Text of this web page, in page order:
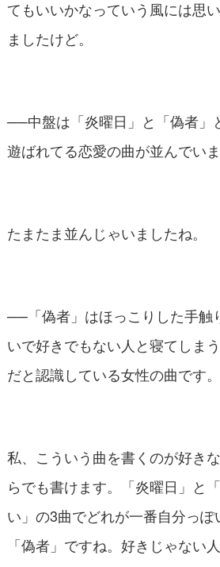
てもいいかなっていう風には思
ましたけど。
──中盤は「炎曜日」と「偽者」
遊ばれてる恋愛の曲が並んでいま
たまたま並んじゃいましたね。
──「偽者」はほっこりした手触
いで好きでもない人と寝てしま
だと認識している女性の曲です。
私、こういう曲を書くのが好き
らでも書けます。「炎曜日」と
い」の3曲でどれが一番自分っぽ
「偽者」ですね。好きじゃない